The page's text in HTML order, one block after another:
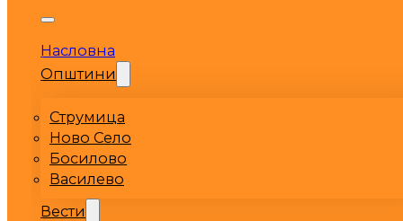
Насловна
Општини
Струмица
Ново Село
Босилово
Василево
Вести